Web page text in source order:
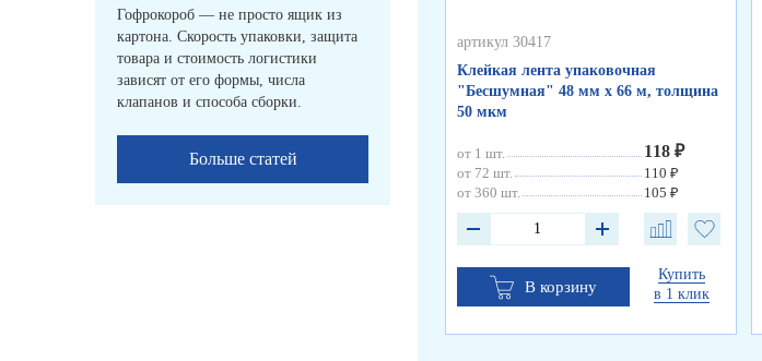
Гофрокороб — не просто ящик из
картона. Скорость упаковки, защита
товара и стоимость логистики
зависят от его формы, числа
клапанов и способа сборки.
Больше статей
артикул 30417
Клейкая лента упаковочная
"Бесшумная" 48 мм х 66 м, толщина
50 мкм
от 1 шт. 118 ₽
от 72 шт.
110 ₽
от 360 шт.
105 ₽
В корзину
Купить
в 1 клик